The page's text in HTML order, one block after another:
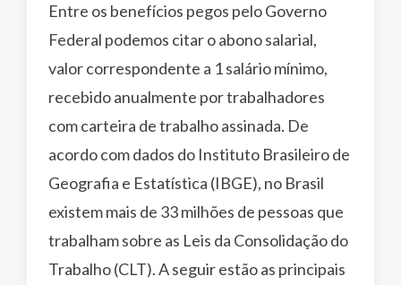
Entre os benefícios pegos pelo Governo
Federal podemos citar o abono salarial,
valor correspondente a 1 salário mínimo,
recebido anualmente por trabalhadores
com carteira de trabalho assinada. De
acordo com dados do Instituto Brasileiro de
Geografia e Estatística (IBGE), no Brasil
existem mais de 33 milhões de pessoas que
trabalham sobre as Leis da Consolidação do
Trabalho (CLT). A seguir estão as principais